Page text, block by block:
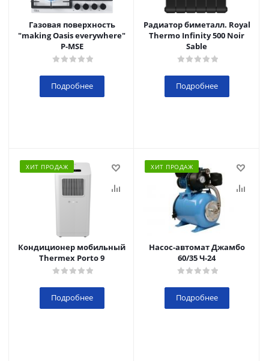
Газовая поверхность
"making Oasis everywhere"
P-MSE
Подробнее
Радиатор биметалл. Royal
Thermo Infinity 500 Noir
Sable
Подробнее
ХИТ ПРОДАЖ
Кондиционер мобильный
Thermex Porto 9
Подробнее
ХИТ ПРОДАЖ
Насос-автомат Джамбо
60/35 Ч-24
Подробнее